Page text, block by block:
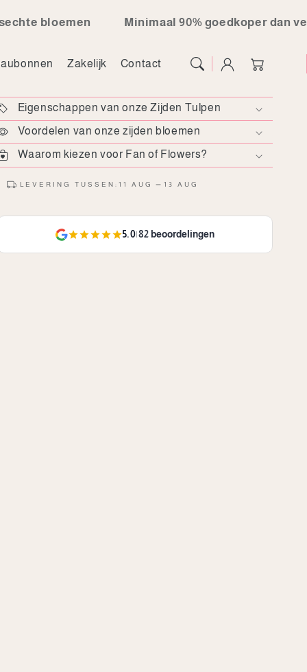
Minimaal 90% goedkoper dan verse
Zakelijk Contact Winkelwagen
Eigenschappen van onze Zijden Tulpen
Voordelen van onze zijden bloemen
Waarom kiezen voor Fan of Flowers?
LEVERING TUSSEN: 11 AUG 13 AUG
5.0|82 beoordelingen